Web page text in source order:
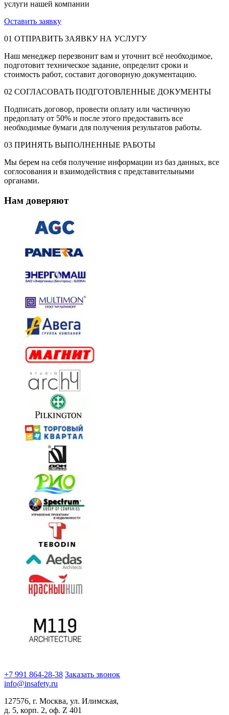
услуги нашей компании
Оставить заявку
01 ОТПРАВИТЬ ЗАЯВКУ НА УСЛУГУ
Наш менеджер перезвонит вам и уточнит всё необходимое,
подготовит техническое задание, определит сроки и
стоимость работ, составит договорную документацию.
02 СОГЛАСОВАТЬ ПОДГОТОВЛЕННЫЕ ДОКУМЕНТЫ
Подписать договор, провести оплату или частичную
предоплату от 50% и после этого предоставить все
необходимые бумаги для получения результатов работы.
03 ПРИНЯТЬ ВЫПОЛНЕННЫЕ РАБОТЫ
Мы берем на себя получение информации из баз данных, все
соглосования и взаимодействия с представительными
органами.
Нам доверяют
+7 991 864-28-38 Заказать звонок
info@insafety.ru
127576, г. Москва, ул. Илимская,
д. 5, корп. 2, оф. Z 401